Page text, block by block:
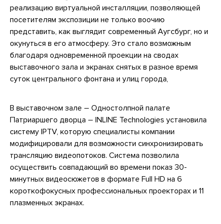
реализацию виртуальной инсталляции, позволяющей
посетителям экспозиции не только воочию
представить, как выглядит современный Аугсбург, но и
окунуться в его атмосферу. Это стало возможным
благодаря одновременной проекции на сводах
выставочного зала и экранах снятых в разное время
суток центрального фонтана и улиц города,
В выставочном зале – Одностолпной палате
Патриаршего дворца – INLINE Technologies установила
систему IPTV, которую специалисты компании
модифицировали для возможности синхронизировать
трансляцию видеопотоков. Система позволила
осуществить совпадающий во времени показ 30-
минутных видеосюжетов в формате Full HD на 6
короткофокусных профессиональных проекторах и 11
плазменных экранах.